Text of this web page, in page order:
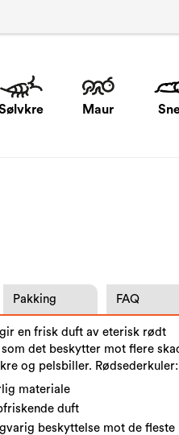
Maur
Pakking FAQ
en frisk duft av eterisk rødt
det beskytter mot flere
og pelsbiller. Rødsederkuler:
materiale
duft
beskyttelse mot de fleste